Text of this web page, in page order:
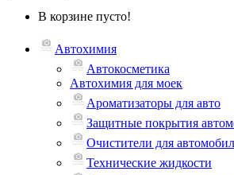
В корзине пусто!
Автохимия
Автокосметика
Автохимия для моек
Ароматизаторы для авто
Защитные покрытия
Очистители для
Технические жидкости